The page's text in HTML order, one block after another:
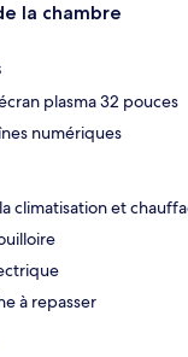
la chambre
plasma 32 pouces
numériques
climatisation et
à repasser